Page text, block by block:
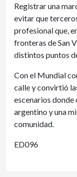
Registrar una
evitar que
profesional que,
fronteras de San
distintos puntos
Con el Mundial
calle y convirtió
escenarios
argentino y una
comunidad.
ED096